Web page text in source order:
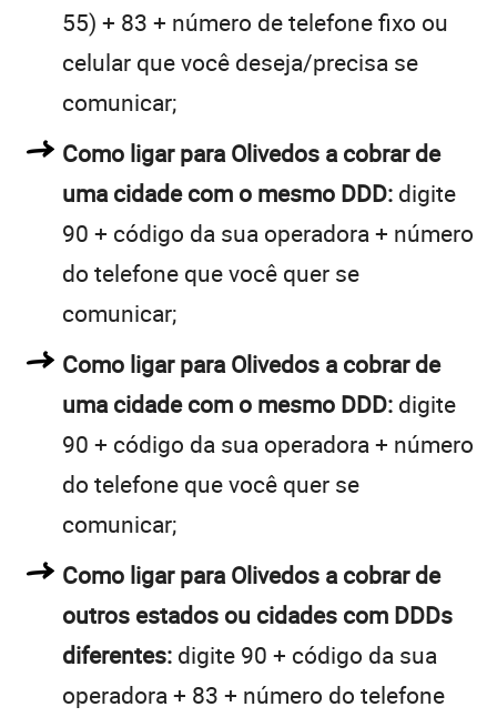
55) + 83 + número de telefone fixo ou
celular que você deseja/precisa se
comunicar;
Como ligar para Olivedos a cobrar de
uma cidade com o mesmo DDD: digite
90 + código da sua operadora + número
do telefone que você quer se
comunicar;
Como ligar para Olivedos a cobrar de
uma cidade com o mesmo DDD: digite
90 + código da sua operadora + número
do telefone que você quer se
comunicar;
Como ligar para Olivedos a cobrar de
outros estados ou cidades com DDDs
diferentes: digite 90 + código da sua
operadora + 83 + número do telefone